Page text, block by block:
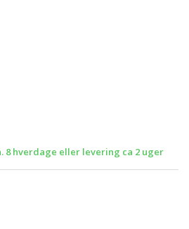
8 hverdage eller levering ca 2 uger